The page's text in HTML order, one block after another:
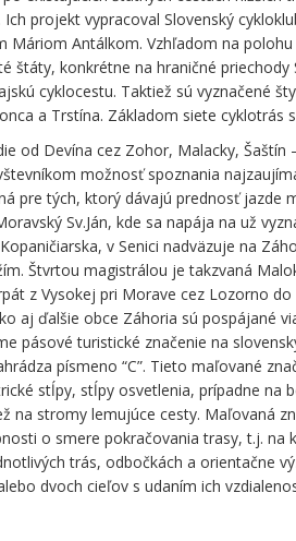
projekt vypracoval Slovenský
Máriom Antálkom. Vzhľadom na
štáty, konkrétne na hraničné priechody
cyklocestu. Taktiež sú vyznačené
a Trstína. Základom siete cyklotrás
od Devína cez Zohor, Malacky, Šaštín
možnosť spoznania
pre tých, ktorý dávajú prednosť jazde
Sv.Ján, kde sa napája na už
v Senici nadväzuje na
Štvrtou magistrálou je takzvaná
z Vysokej pri Morave cez Lozorno
aj ďalšie obce Záhoria sú pospájané
pásové turistické značenie na
písmeno “C”. Tieto maľované
stĺpy, stĺpy osvetlenia, prípadne na
na stromy lemujúce cesty. Maľovaná
o smere pokračovania trasy, t.j. na
trás, odbočkách a orientačne
dvoch cieľov s udaním ich